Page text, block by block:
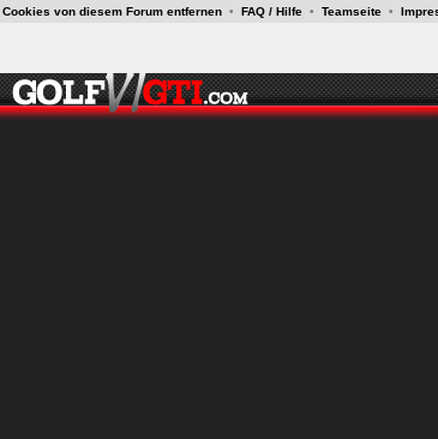
Cookies von diesem Forum entfernen • FAQ / Hilfe • Teamseite •